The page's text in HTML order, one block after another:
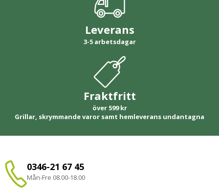
Leverans
3-5 arbetsdagar
Fraktfritt
över 599 kr
Grillar, skrymmande varor samt hemleverans undantagna
0346-21 67 45
Mån-Fre 08.00-18.00